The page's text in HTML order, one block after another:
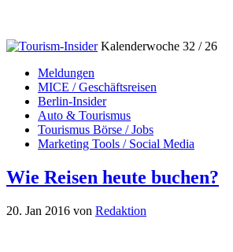
Kalenderwoche 32 / 26
Meldungen
MICE / Geschäftsreisen
Berlin-Insider
Auto & Tourismus
Tourismus Börse / Jobs
Marketing Tools / Social Media
Wie Reisen heute buchen?
20. Jan 2016 von Redaktion